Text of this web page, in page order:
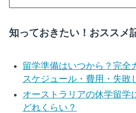
知っておきたい！おススメ
留学準備はいつから？完全
スケジュール・費用・失敗
オーストラリアの休学留学
どれくらい？